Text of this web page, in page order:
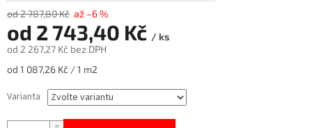
od 2 787,80 Kč až –6 %
od 2 743,40 Kč / ks
od 2 267,27 Kč bez DPH
Měrná
od 1 087,26 Kč / 1 m2
Varianta